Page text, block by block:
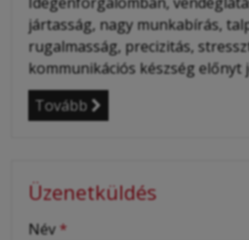
jártasság, nagy munkabírás,
rugalmasság, precizitás,
kommunikációs készség előnyt
Tovább
Üzenetküldés
-
Név *